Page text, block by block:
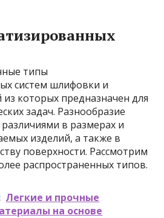
типы
систем шлифовки и
которых предназначен для
задач. Разнообразие
в размерах и
изделий, а также в
поверхности. Рассмотрим
распространенных типов.
Легкие и прочные
на основе